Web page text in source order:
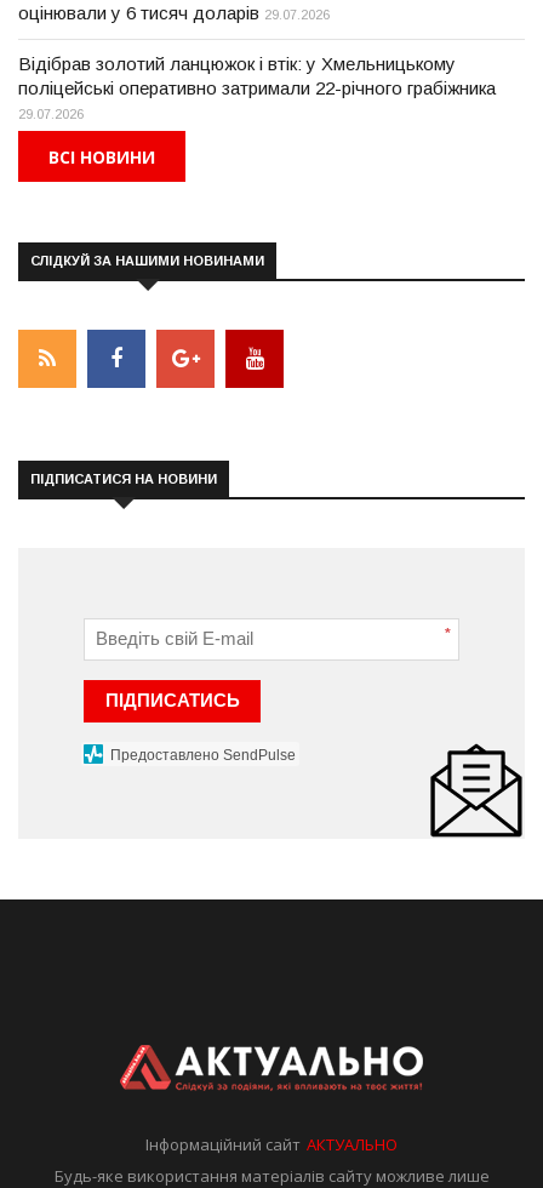
оцінювали у 6 тисяч доларів 29.07.2026
Відібрав золотий ланцюжок і втік: у Хмельницькому
поліцейські оперативно затримали 22-річного грабіжника
29.07.2026
ВСІ НОВИНИ
СЛІДКУЙ ЗА НАШИМИ НОВИНАМИ
ПІДПИСАТИСЯ НА НОВИНИ
*
ПІДПИСАТИСЬ
Предоставлено SendPulse
Інформаційний сайтАКТУАЛЬНО
Будь-яке використання матеріалів сайту можливе лише